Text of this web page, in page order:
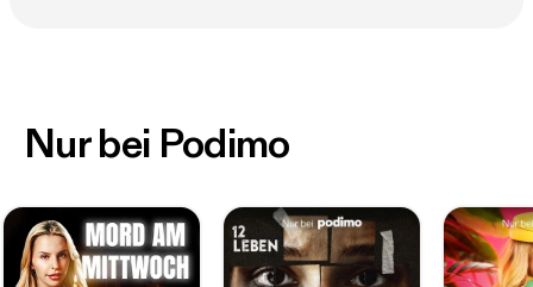
Nur bei Podimo